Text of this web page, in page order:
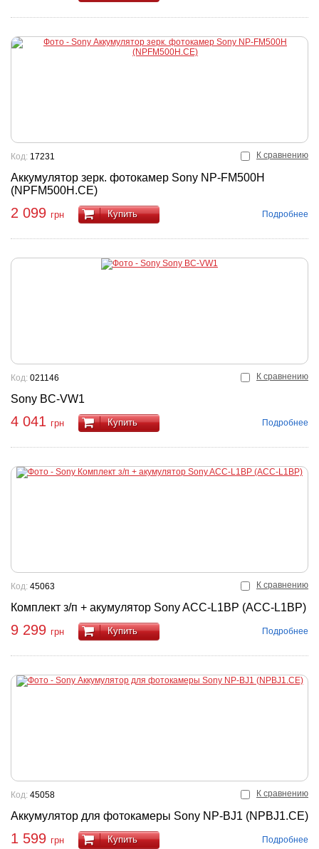
К сравнению
Аккумулятор зерк. фотокамер Sony NP-FM500H
(NPFM500H.CE)
Код: 17231
2 099 грн Купить Подробнее
К сравнению
Sony BC-VW1
Код: 021146
4 041 грн Купить Подробнее
К сравнению
Комплект з/п + акумулятор Sony ACC-L1BP (ACC-L1BP)
Код: 45063
9 299 грн Купить Подробнее
К сравнению
Аккумулятор для фотокамеры Sony NP-BJ1 (NPBJ1.CE)
Код: 45058
1 599 грн Купить Подробнее